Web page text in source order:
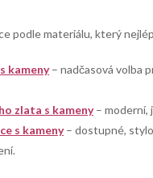
podle materiálu, který
kameny– nadčasová volba
zlata s kameny– moderní,
s kameny– dostupné,